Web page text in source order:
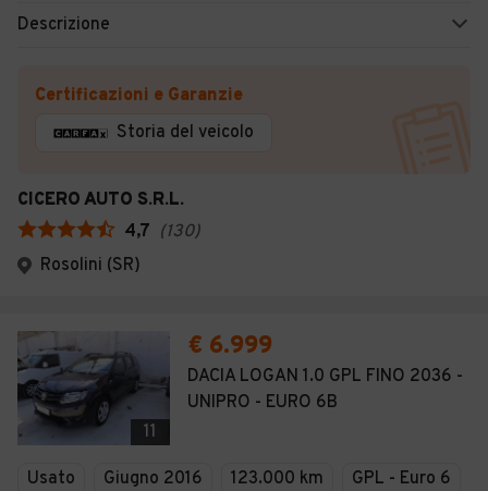
Descrizione
Certificazioni e Garanzie
Storia del veicolo
CICERO AUTO S.R.L.
4,7 (130)
Rosolini (SR)
11
€ 6.999
DACIA LOGAN 1.0 GPL FINO 2036 -
UNIPRO - EURO 6B
Usato Giugno 2016 123.000 km
GPL - Euro 6